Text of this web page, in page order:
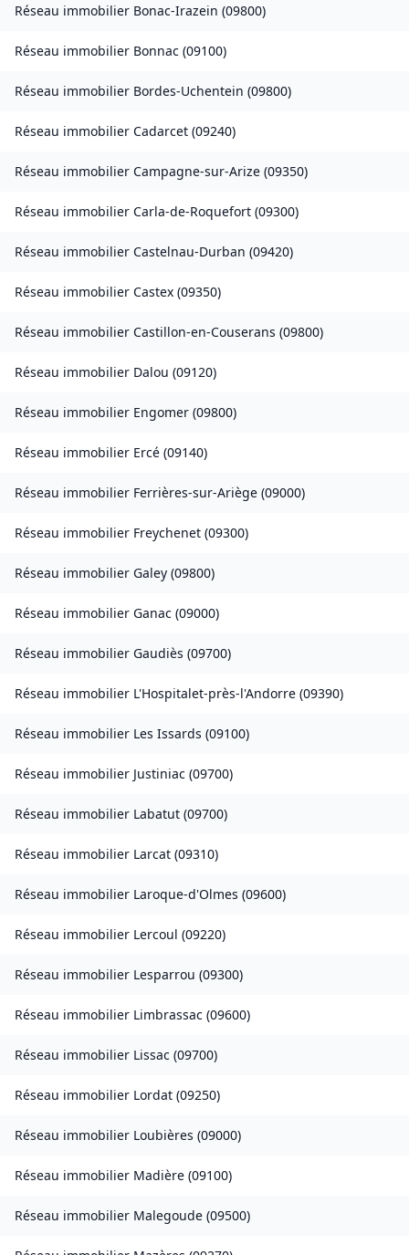
Réseau immobilier Bonac-Irazein (09800)
Réseau immobilier Bonnac (09100)
Réseau immobilier Bordes-Uchentein (09800)
Réseau immobilier Cadarcet (09240)
Réseau immobilier Campagne-sur-Arize (09350)
Réseau immobilier Carla-de-Roquefort (09300)
Réseau immobilier Castelnau-Durban (09420)
Réseau immobilier Castex (09350)
Réseau immobilier Castillon-en-Couserans (09800)
Réseau immobilier Dalou (09120)
Réseau immobilier Engomer (09800)
Réseau immobilier Ercé (09140)
Réseau immobilier Ferrières-sur-Ariège (09000)
Réseau immobilier Freychenet (09300)
Réseau immobilier Galey (09800)
Réseau immobilier Ganac (09000)
Réseau immobilier Gaudiès (09700)
Réseau immobilier L'Hospitalet-près-l'Andorre (09390)
Réseau immobilier Les Issards (09100)
Réseau immobilier Justiniac (09700)
Réseau immobilier Labatut (09700)
Réseau immobilier Larcat (09310)
Réseau immobilier Laroque-d'Olmes (09600)
Réseau immobilier Lercoul (09220)
Réseau immobilier Lesparrou (09300)
Réseau immobilier Limbrassac (09600)
Réseau immobilier Lissac (09700)
Réseau immobilier Lordat (09250)
Réseau immobilier Loubières (09000)
Réseau immobilier Madière (09100)
Réseau immobilier Malegoude (09500)